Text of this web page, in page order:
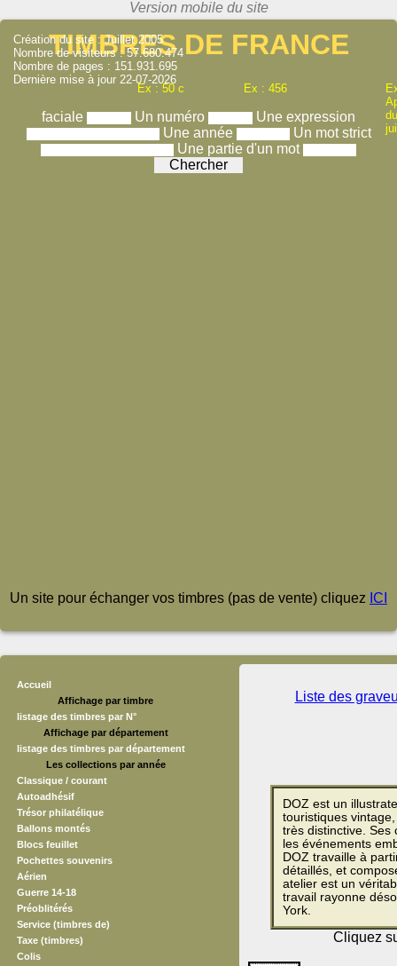
TIMBRES DE FRANCE
Ex : 50 c Ex : 456
faciale Un numéro
Une expression
Une année
Un mot strict
Une partie d'un mot
Création du site : Juillet 2005
Nombre de visiteurs : 57.680.474
Nombre de pages : 151.931.695
Dernière mise à jour 22-07-2026
Un site pour échanger vos timbres (pas de vente) cliquez ICI
Accueil
Affichage par timbre
listage des timbres par N°
Affichage par département
listage des timbres par département
Les collections par année
Classique / courant
Autoadhésif
Trésor philatélique
Ballons montés
Blocs feuillet
Pochettes souvenirs
Aérien
Guerre 14-18
Préoblitérés
Service (timbres de)
Taxe (timbres)
Colis
Liste des
DOZ est un
touristiques
très distinctive. Ses
les événements
DOZ travaille à
détaillés, et
atelier est un
travail rayonne
York.
Cliquez